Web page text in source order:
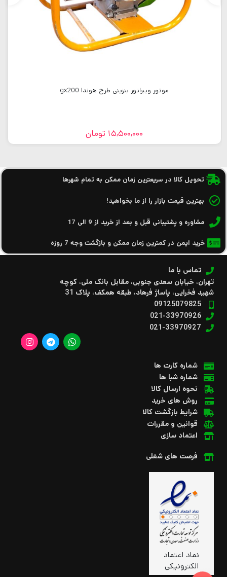
موتور ویبراتور بنزینی طرح هوندا gx200
15,500,000 تومان
تحویل کالا در سریعترین زمان ممکن به تمام شهرها
بهترین قیمت بازار را از ما بخواهید!
مشاوره و پشتیبانی قبل و بعد از خرید از 9 الی 17
خرید ایمن در کمترین زمان ممکن و بازگشت وجه 7 روزه
تماس با ما
تهران، خیابان سعدی جنوبی، مقابل بانک ملی، کوچه
شهید فخرایی، پاساژ فرهاد، طبقه همکف، پلاک 31
09125079825
021-33970926
021-33970927
شماره کارت ها
شماره شبا ها
نحوه ارسال کالا
روش های خرید
شرایط بازگشت کالا
قوانین و مقررات
اعتماد سازی
فرصت های شغلی
نماد اعتماد
الکترونیکی